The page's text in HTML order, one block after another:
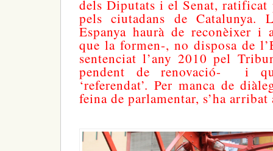
dels Diputats i el Senat, ratificat
pels ciutadans de Catalunya.
Espanya haurà de reconèixer i
que la formen-, no disposa de
sentenciat l’any 2010 pel
pendent de renovació- i
‘referendat’. Per manca de
feina de parlamentar, s’ha